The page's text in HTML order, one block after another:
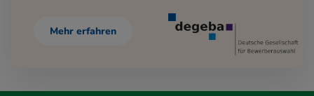
Mehr erfahren